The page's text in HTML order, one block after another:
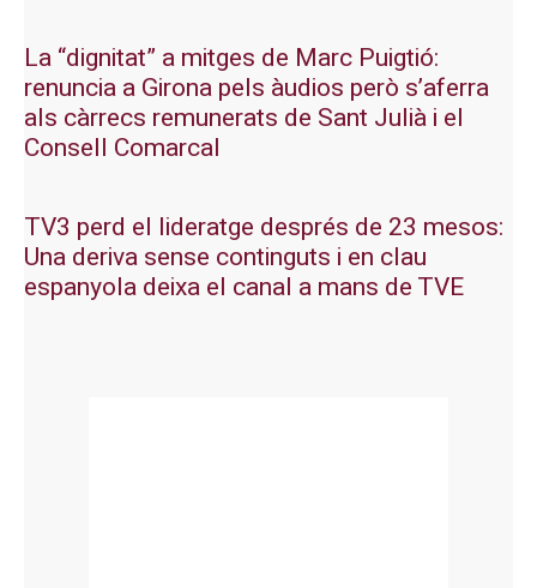
La “dignitat” a mitges de Marc Puigtió:
renuncia a Girona pels àudios però s’aferra
als càrrecs remunerats de Sant Julià i el
Consell Comarcal
TV3 perd el lideratge després de 23 mesos:
Una deriva sense continguts i en clau
espanyola deixa el canal a mans de TVE